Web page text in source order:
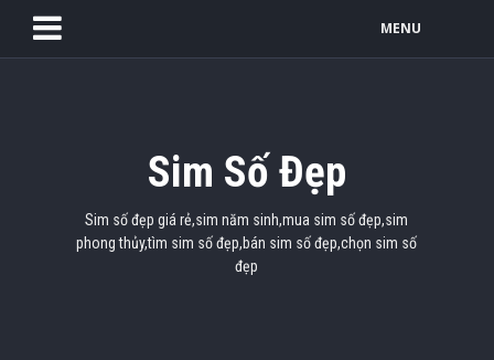
MENU
Sim Số Đẹp
Sim số đẹp giá rẻ,sim năm sinh,mua sim số đẹp,sim
phong thủy,tìm sim số đẹp,bán sim số đẹp,chọn sim số
đẹp